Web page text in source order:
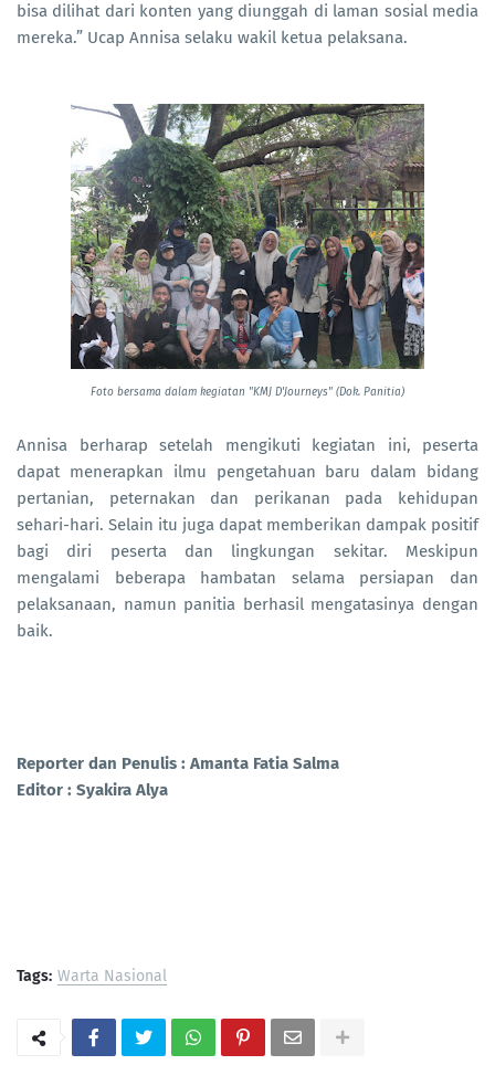
bisa dilihat dari konten yang diunggah di laman sosial media
mereka.” Ucap Annisa selaku wakil ketua pelaksana.
Foto bersama dalam kegiatan "KMJ D'Journeys" (Dok. Panitia)
Annisa berharap setelah mengikuti kegiatan ini, peserta
dapat menerapkan ilmu pengetahuan baru dalam bidang
pertanian, peternakan dan perikanan pada kehidupan
sehari-hari. Selain itu juga dapat memberikan dampak positif
bagi diri peserta dan lingkungan sekitar. Meskipun
mengalami beberapa hambatan selama persiapan dan
pelaksanaan, namun panitia berhasil mengatasinya dengan
baik.
Reporter dan Penulis : Amanta Fatia Salma
Editor : Syakira Alya
Tags: Warta Nasional